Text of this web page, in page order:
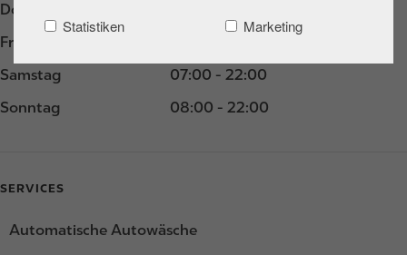
Statistiken
Marketing
Donnerstag
Freitag
Samstag
07:00 - 22:00
Sonntag
08:00 - 22:00
SERVICES
Automatische Autowäsche